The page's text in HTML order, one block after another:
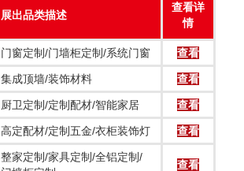
展出品类描述
查看详
情
门窗定制/门墙柜定制/系统门窗 查看
集成顶墙/装饰材料 查看
厨卫定制/定制配材/智能家居 查看
高定配材/定制五金/衣柜装饰灯 查看
整家定制/家具定制/全铝定制/
查看